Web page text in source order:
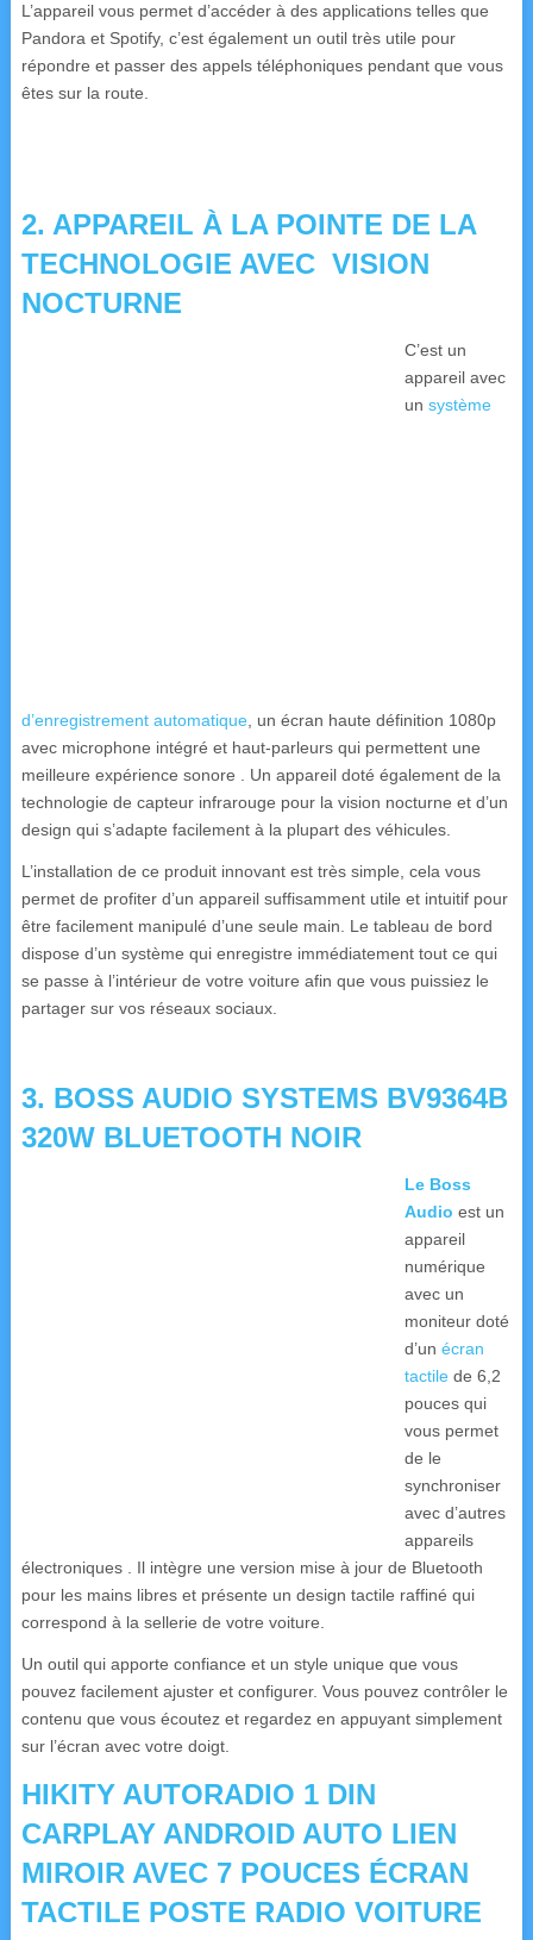
L’appareil vous permet d’accéder à des applications tellesque
Pandora et Spotify, c’est également un outil très utile pour
répondre et passer des appels téléphoniques pendant que vous
êtes sur la route.
2. APPAREIL À LA POINTE DE LA
TECHNOLOGIE AVEC VISION
NOCTURNE
C’est un
appareil avec
un système
d’enregistrement automatique, un écran haute définition 1080p
avec microphone intégré et haut-parleurs qui permettent une
meilleure expérience sonore . Un appareil doté également de la
technologie de capteur infrarouge pour la vision nocturne et d’un
design qui s’adapte facilement à la plupart des véhicules.
L’installation de ce produit innovant est très simple, cela vous
permet de profiter d’un appareil suffisamment utile et intuitif pour
être facilement manipulé d’une seule main. Le tableau de bord
dispose d’un système qui enregistre immédiatement tout ce qui
se passe à l’intérieur de votre voiture afin que vous puissiez le
partager sur vos réseaux sociaux.
3. BOSS AUDIO SYSTEMS BV9364B
320W BLUETOOTH NOIR
Le Boss
Audio est un
appareil
numérique
avec un
moniteur doté
d’un écran
tactilede 6,2
pouces qui
vous permet
de le
synchroniser
avec d’autres
appareils
électroniques. Il intègre une version mise à jour de Bluetooth
pour les mains libres et présente un design tactile raffiné qui
correspond à la sellerie de votre voiture.
Un outil qui apporte confiance et un style unique que vous
pouvez facilement ajuster et configurer. Vous pouvez contrôler le
contenu que vous écoutez et regardez en appuyant simplement
sur l’écran avec votre doigt.
HIKITY AUTORADIO 1 DIN
CARPLAY ANDROID AUTO LIEN
MIROIR AVEC 7 POUCES ÉCRAN
TACTILE POSTE RADIO VOITURE